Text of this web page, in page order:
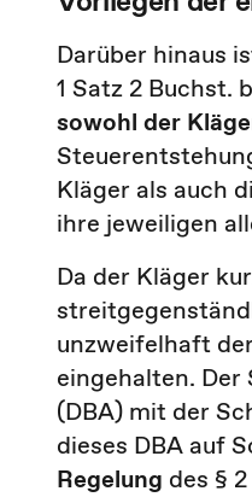
Darüber hinaus
1 Satz 2 Buchst.
sowohl der
Kläger als auch
ihre jeweiligen
Da der Kläger
unzweifelhaft
eingehalten.
(DBA) mit der
dieses DBA auf
Regelung des §